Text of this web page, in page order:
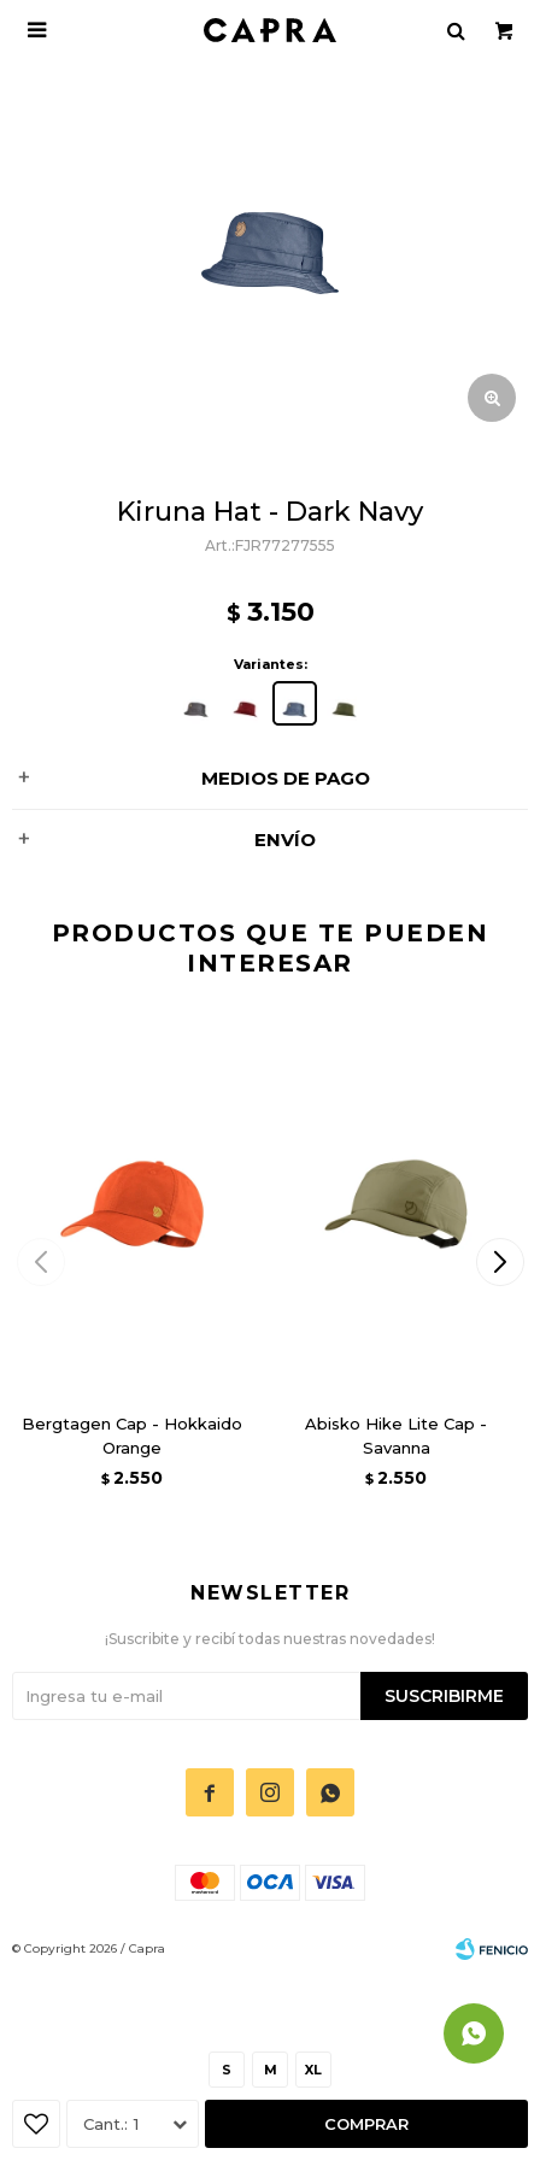

Kiruna Hat - Dark Navy
FJR77277555
$ 3.150
Variantes:
S M XL
1 COMPRAR
MEDIOS DE PAGO
ENVÍO
PRODUCTOS QUE TE PUEDEN
INTERESAR
Bergtagen Cap - Hokkaido
Orange
$ 2.550
Abisko Hike Lite Cap -
Savanna
$ 2.550
  
NEWSLETTER
¡Suscribite y recibí todas nuestras novedades!
SUSCRIBIRME
© Copyright 2026 / Capra